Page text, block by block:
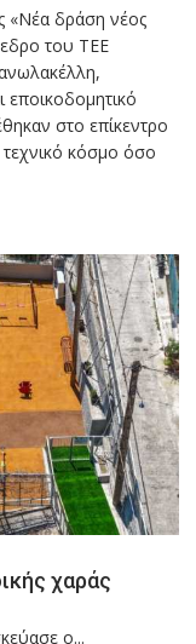
«Νέα δράση νέος
του ΤΕΕ
εποικοδομητικό
στο επίκεντρο
κόσμο όσο
χαράς
ο...